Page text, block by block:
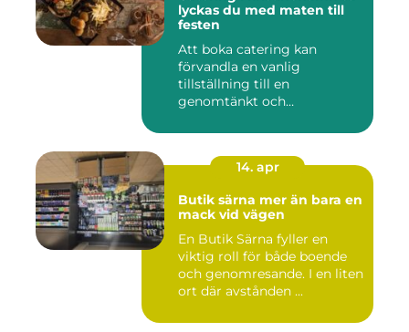
lyckas du med maten till
festen
Att boka catering kan
förvandla en vanlig
tillställning till en
genomtänkt och
14. apr
Butik särna mer än bara en
mack vid vägen
En Butik Särna fyller en
viktig roll för både boende
och genomresande. I en liten
ort där avstånden ...